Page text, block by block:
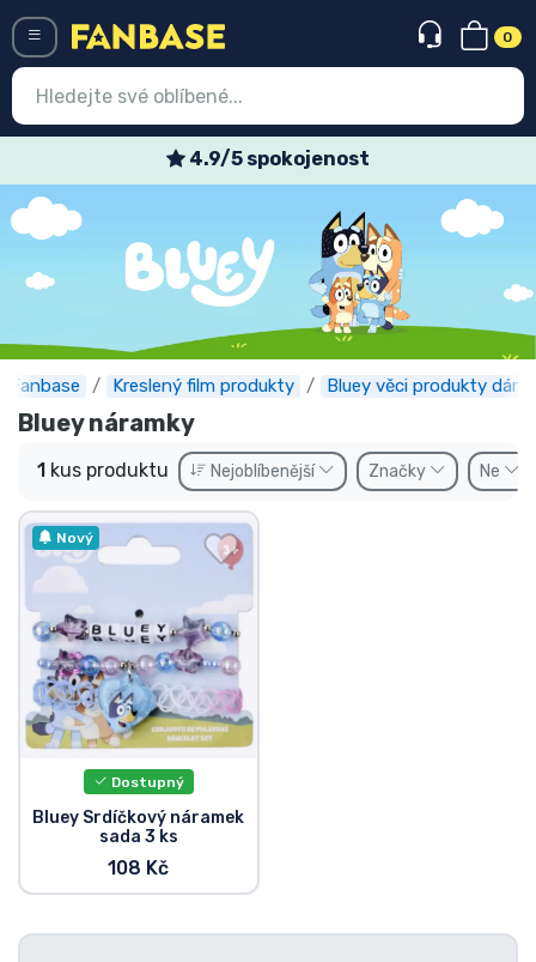
0
4.9/5 spokojenost
Fanbase Kreslený film produkty Bluey věci produkty dárky
Bluey náramky
1 kus produktu Nejoblíbenější Značky Ne
Nový
Dostupný
Bluey Srdíčkový náramek
sada 3 ks
108 Kč
Registrace
Nejnovější věci
Speciální nabídky
Expresní doručení
Předobjednat
Outlet produkty
Doprava a platba
Seriálové věci
Filmové věci
Úžasné věci
Anime věci
Hráčské věci